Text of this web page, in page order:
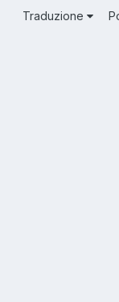
Traduzione